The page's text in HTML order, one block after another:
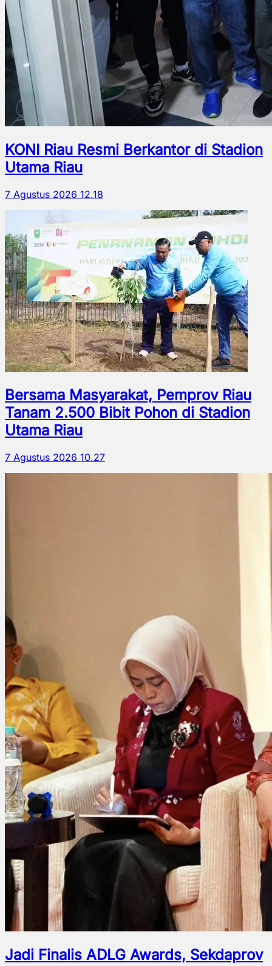
KONI Riau Resmi Berkantor di Stadion
Utama Riau
7 Agustus 2026 12.18
Bersama Masyarakat, Pemprov Riau
Tanam 2.500 Bibit Pohon di Stadion
Utama Riau
7 Agustus 2026 10.27
Jadi Finalis ADLG Awards, Sekdaprov